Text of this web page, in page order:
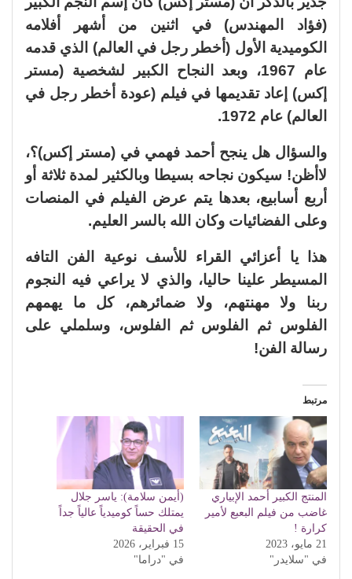
(فؤاد المهندس) في اثنين من أشهر أفلامه
الكوميدية الأول (أخطر رجل في العالم) الذي قدمه
عام 1967، وبعد النجاح الكبير لشخصية (مستر
إكس) إعاد تقديمها في فيلم (عودة أخطر رجل في
العالم) عام 1972.
والسؤال هل ينجح أحمد فهمي في (مستر إكس)؟،
لاأظن! سيكون نجاحه بسيطا وبالكثير لمدة ثلاثة أو
أربع أسابيع، بعدها يتم عرض الفيلم في المنصات
وعلى الفضائيات وكان الله بالسر العليم.
هذا يا أعزائي القراء للأسف نوعية الفن التافه
المسيطر علينا حاليا، والذي لا يراعي فيه النجوم
ربنا ولا مهنتهم، ولا ضمائرهم، كل ما يهمهم
الفلوس ثم الفلوس ثم الفلوس، وسلملي على
رسالة الفن!
مرتبط
المنتج الكبير أحمد الإبياري
غاضب من فيلم البعبع لأمير
كرارة !
21 مايو، 2023
في "سلايدر"
(أيمن سلامة): ياسر جلال
يمتلك حساً كوميدياً عالياً جداً
في الحقيقة
15 فبراير، 2026
في "دراما"